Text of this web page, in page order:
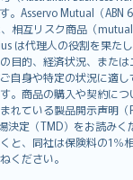
。Asservo Mutual（ABN
相互リスク商品（
は代理人の役割を果た
目的、経済状況、また
自身や特定の状況に適
。商品の購入や契約に
れている製品開示声明（
決定（TMD）をお読みく
と、同社は保険料の1％
ください。